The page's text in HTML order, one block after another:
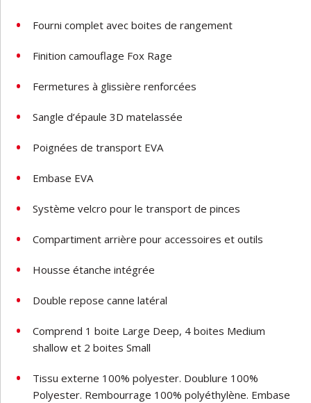
Fourni complet avec boites de rangement
Finition camouflage Fox Rage
Fermetures à glissière renforcées
Sangle d’épaule 3D matelassée
Poignées de transport EVA
Embase EVA
Système velcro pour le transport de pinces
Compartiment arrière pour accessoires et outils
Housse étanche intégrée
Double repose canne latéral
Comprend 1 boite Large Deep, 4 boites Medium
shallow et 2 boites Small
Tissu externe 100% polyester. Doublure 100%
Polyester. Rembourrage 100% polyéthylène. Embase